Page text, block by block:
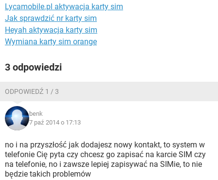
Lycamobile.pl aktywacja karty sim
Jak sprawdzić nr karty sim
Heyah aktywacja karty sim
Wymiana karty sim orange
3 odpowiedzi
ODPOWIEDŹ 1 / 3
benk
7 paź 2014 o 17:13
no i na przyszłość jak dodajesz nowy kontakt, to system w
telefonie Cię pyta czy chcesz go zapisać na karcie SIM czy
na telefonie, no i zawsze lepiej zapisywać na SIMie, to nie
będzie takich problemów